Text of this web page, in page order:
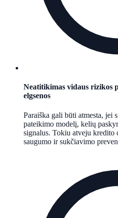
Neatitikimas vidaus rizikos
elgsenos
Paraiška gali būti atmesta, jei
pateikimo modelį, kelių
signalus. Tokiu atveju kredito
saugumo ir sukčiavimo